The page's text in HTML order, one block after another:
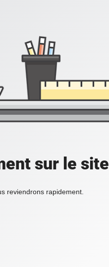
sur le site
reviendrons rapidement.